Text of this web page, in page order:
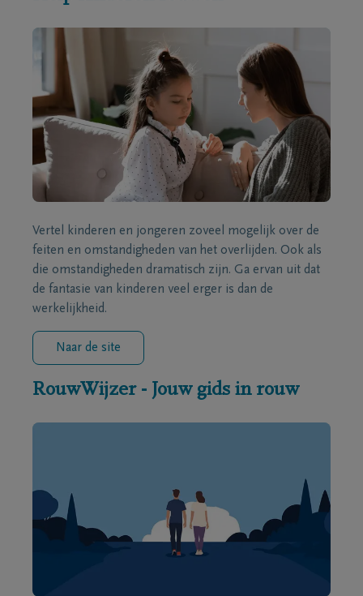
Vertel kinderen en jongeren zoveel mogelijk over de
feiten en omstandigheden van het overlijden. Ook als
die omstandigheden dramatisch zijn. Ga ervan uit dat
de fantasie van kinderen veel erger is dan de
werkelijkheid.
Naar de site
RouwWijzer - Jouw gids in rouw